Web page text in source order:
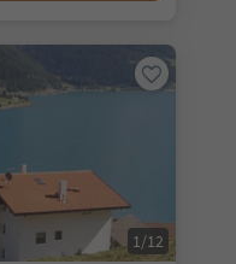
1/12